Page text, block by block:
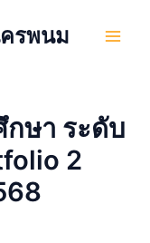
รพนม
ษา ระดับ
2